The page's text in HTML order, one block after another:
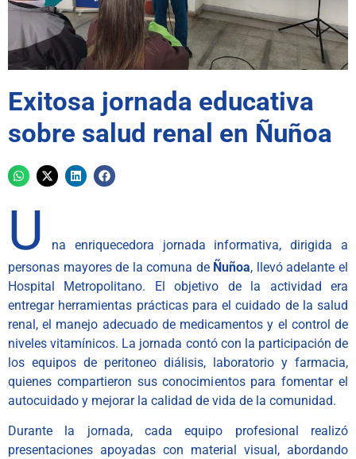
Exitosa jornada educativa
sobre salud renal en Ñuñoa
U
na enriquecedora jornada informativa, dirigida a
personas mayores de la comuna de Ñuñoa, llevó adelante el
Hospital Metropolitano. El objetivo de la actividad era
entregar herramientas prácticas para el cuidado de la salud
renal, el manejo adecuado de medicamentos y el control de
niveles vitamínicos. La jornada contó con la participación de
los equipos de peritoneo diálisis, laboratorio y farmacia,
quienes compartieron sus conocimientos para fomentar el
autocuidado y mejorar la calidad de vida de la comunidad.
Durante la jornada, cada equipo profesional realizó
presentaciones apoyadas con material visual, abordando